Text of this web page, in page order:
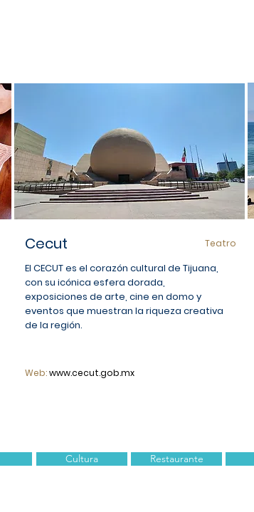
Cecut Teatro
El CECUT es el corazón cultural de Tijuana,
con su icónica esfera dorada,
exposiciones de arte, cine en domo y
eventos que muestran la riqueza creativa
de la región.
Web:www.cecut.gob.mx
Cultura Restaurante